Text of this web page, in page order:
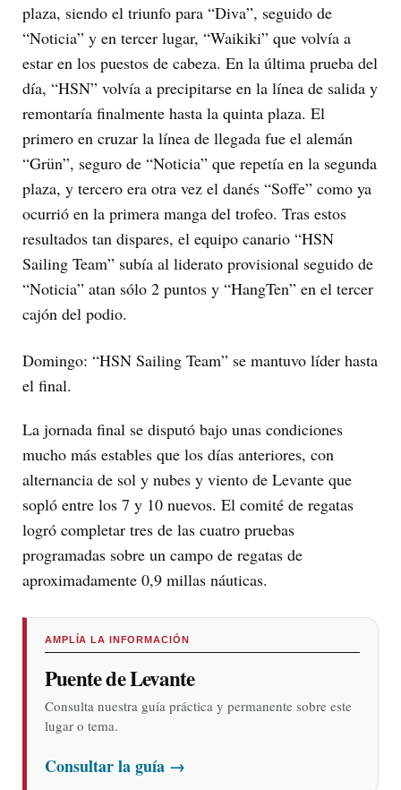
plaza, siendo el triunfo para “Diva”, seguido de
“Noticia” y en tercer lugar, “Waikiki” que volvía a
estar en los puestos de cabeza. En la última prueba del
día, “HSN” volvía a precipitarse en la línea de salida y
remontaría finalmente hasta la quinta plaza. El
primero en cruzar la línea de llegada fue el alemán
“Grün”, seguro de “Noticia” que repetía en la segunda
plaza, y tercero era otra vez el danés “Soffe” como ya
ocurrió en la primera manga del trofeo. Tras estos
resultados tan dispares, el equipo canario “HSN
Sailing Team” subía al liderato provisional seguido de
“Noticia” atan sólo 2 puntos y “HangTen” en el tercer
cajón del podio.
Domingo: “HSN Sailing Team” se mantuvo líder hasta
el final.
La jornada final se disputó bajo unas condiciones
mucho más estables que los días anteriores, con
alternancia de sol y nubes y viento de Levante que
sopló entre los 7 y 10 nuevos. El comité de regatas
logró completar tres de las cuatro pruebas
programadas sobre un campo de regatas de
aproximadamente 0,9 millas náuticas.
AMPLÍA LA INFORMACIÓN
Puente de Levante
Consulta nuestra guía práctica y permanente sobre este
lugar o tema.
Consultar la guía →